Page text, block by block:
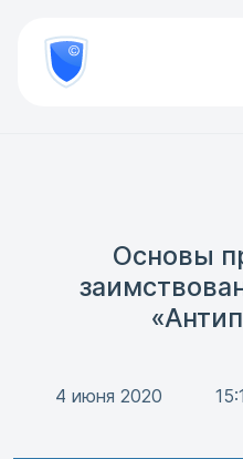
800
777-
81-Проверить
Основы
4 июня 2020